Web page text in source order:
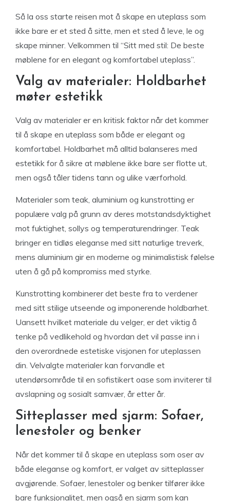
Så la oss starte reisen mot å skape en uteplass som
ikke bare er et sted å sitte, men et sted å leve, le og
skape minner. Velkommen til “Sitt med stil: De beste
møblene for en elegant og komfortabel uteplass”.
Valg av materialer: Holdbarhet
møter estetikk
Valg av materialer er en kritisk faktor når det kommer
til å skape en uteplass som både er elegant og
komfortabel. Holdbarhet må alltid balanseres med
estetikk for å sikre at møblene ikke bare ser flotte ut,
men også tåler tidens tann og ulike værforhold.
Materialer som teak, aluminium og kunstrotting er
populære valg på grunn av deres motstandsdyktighet
mot fuktighet, sollys og temperaturendringer. Teak
bringer en tidløs eleganse med sitt naturlige treverk,
mens aluminium gir en moderne og minimalistisk følelse
uten å gå på kompromiss med styrke.
Kunstrotting kombinerer det beste fra to verdener
med sitt stilige utseende og imponerende holdbarhet.
Uansett hvilket materiale du velger, er det viktig å
tenke på vedlikehold og hvordan det vil passe inn i
den overordnede estetiske visjonen for uteplassen
din. Velvalgte materialer kan forvandle et
utendørsområde til en sofistikert oase som inviterer til
avslapning og sosialt samvær, år etter år.
Sitteplasser med sjarm: Sofaer,
lenestoler og benker
Når det kommer til å skape en uteplass som oser av
både eleganse og komfort, er valget av sitteplasser
avgjørende. Sofaer, lenestoler og benker tilfører ikke
bare funksjonalitet, men også en sjarm som kan